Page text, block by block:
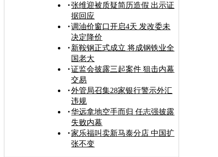
张维迎被质疑简历造假 出示证
据回应
调油价窗口开启4天 发改委未
决定降价
新鞍钢正式成立 将成钢铁业全
国老大
证监会披露三起案件 狙击内幕
交易
外管局召集28家银行警示外汇
违规
华远拿地空手而归 任志强披露
失败内幕
家乐福叫卖新马泰分店 中国扩
张不变